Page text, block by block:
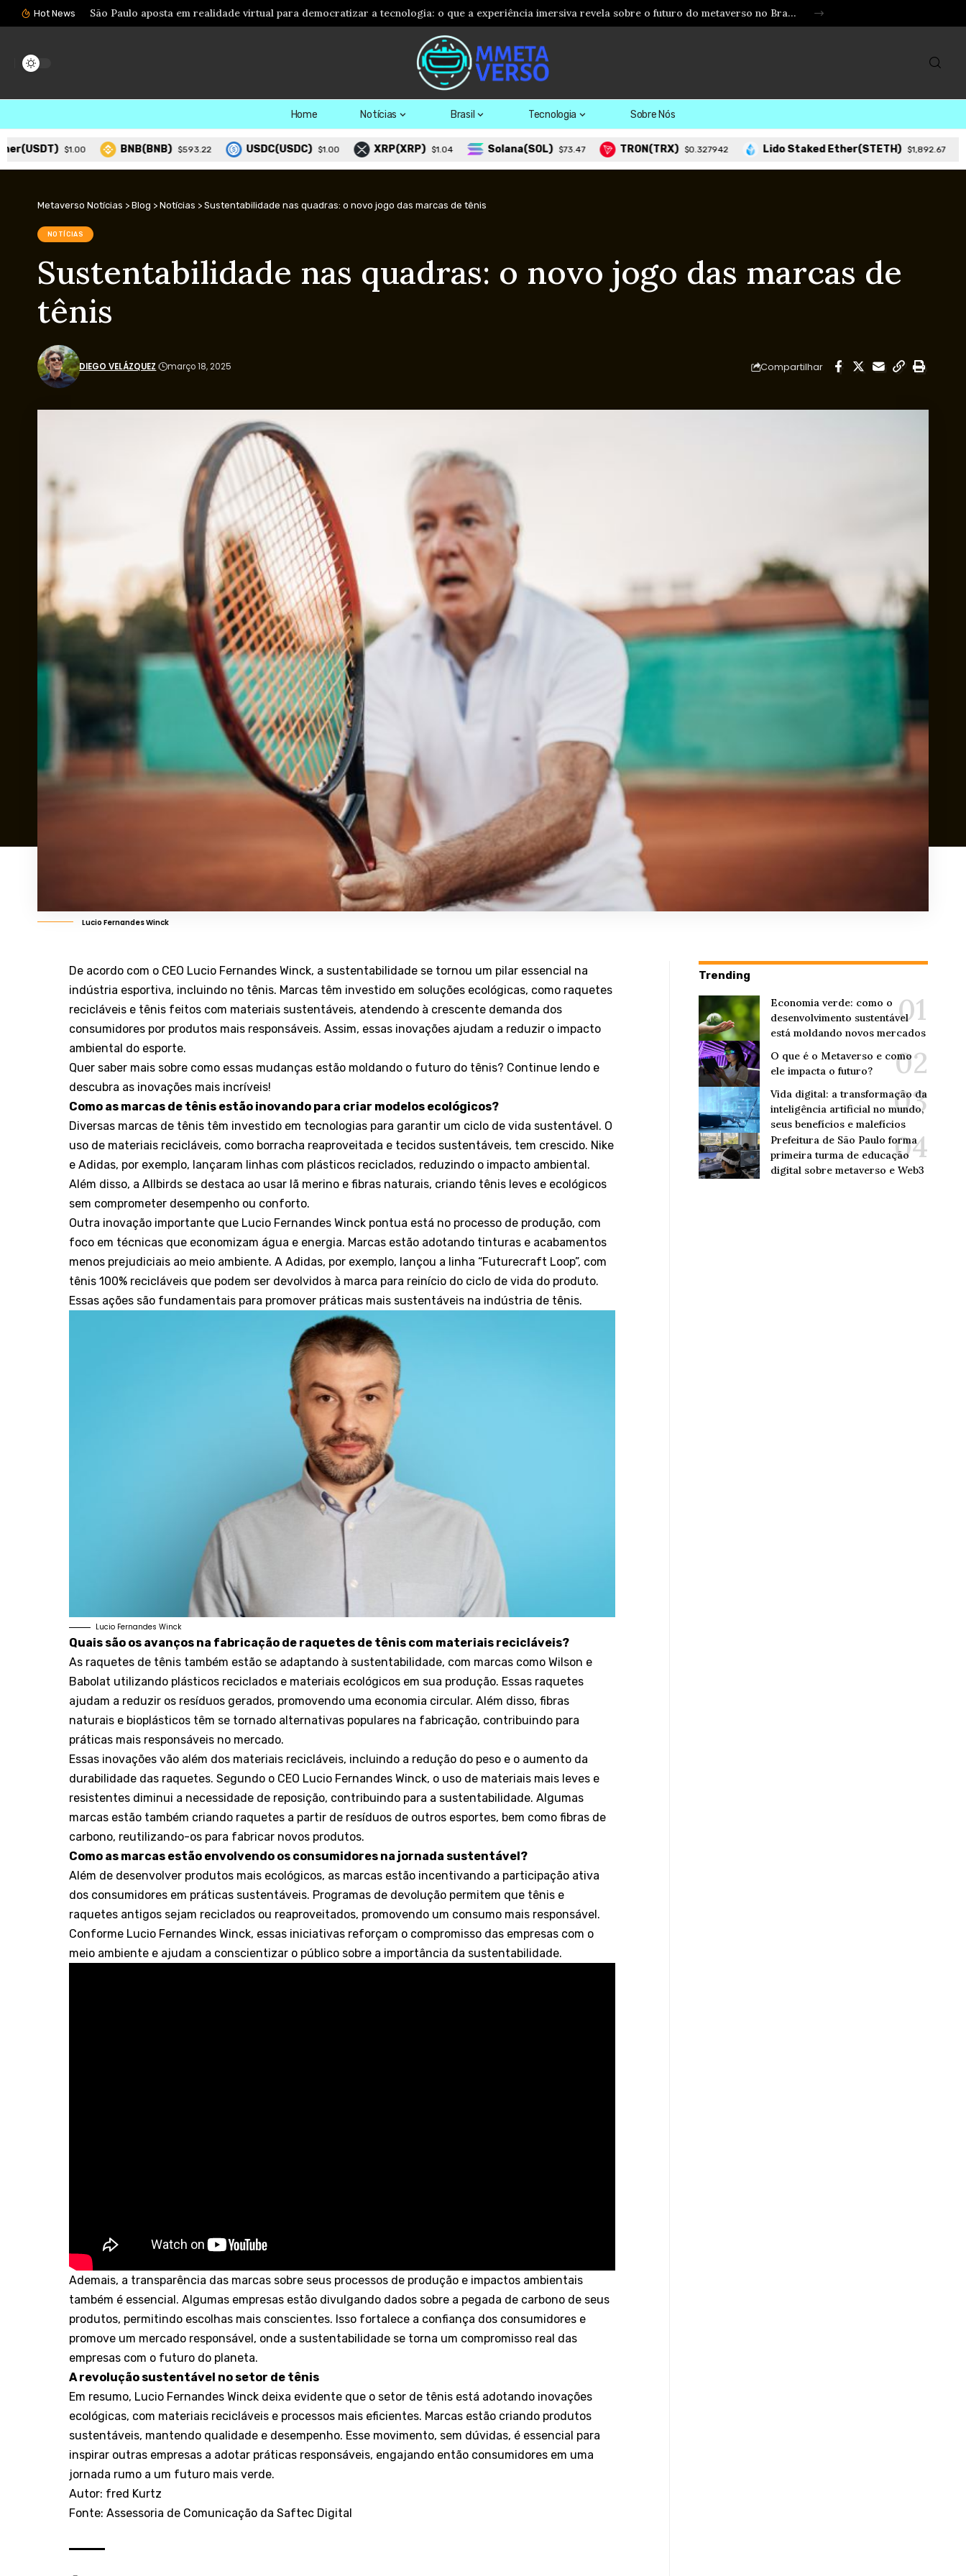
Hot News São Paulo aposta em realidade virtual para democratizar a tecnologia: o que a experiência imersiva revela sobre o futuro do metaverso no Brasil
Home Notícias Brasil Tecnologia Sobre Nós
$1.00 BNB(BNB) $593.22 USDC(USDC) $1.00 XRP(XRP) $1.04 Solana(SOL) $73.47 TRON(TRX) $0.327942 Lido Staked Ether(STETH) $1,892.67
Metaverso Notícias > Blog > Notícias > Sustentabilidade nas quadras: o novo jogo das marcas de tênis
NOTÍCIAS
Sustentabilidade nas quadras: o novo jogo das marcas de
tênis
DIEGO VELÁZQUEZ março 18, 2025 Compartilhar
Lucio Fernandes Winck
De acordo com o CEO Lucio Fernandes Winck, a sustentabilidade se tornou um pilar essencial na
indústria esportiva, incluindo no tênis. Marcas têm investido em soluções ecológicas, como raquetes
recicláveis e tênis feitos com materiais sustentáveis, atendendo à crescente demanda dos
consumidores por produtos mais responsáveis. Assim, essas inovações ajudam a reduzir o impacto
ambiental do esporte.
Quer saber mais sobre como essas mudanças estão moldando o futuro do tênis? Continue lendo e
descubra as inovações mais incríveis!
Como as marcas de tênis estão inovando para criar modelos ecológicos?
Diversas marcas de tênis têm investido em tecnologias para garantir um ciclo de vida sustentável. O
uso de materiais recicláveis, como borracha reaproveitada e tecidos sustentáveis, tem crescido. Nike
e Adidas, por exemplo, lançaram linhas com plásticos reciclados, reduzindo o impacto ambiental.
Além disso, a Allbirds se destaca ao usar lã merino e fibras naturais, criando tênis leves e ecológicos
sem comprometer desempenho ou conforto.
Outra inovação importante que Lucio Fernandes Winck pontua está no processo de produção, com
foco em técnicas que economizam água e energia. Marcas estão adotando tinturas e acabamentos
menos prejudiciais ao meio ambiente. A Adidas, por exemplo, lançou a linha “Futurecraft Loop”, com
tênis 100% recicláveis que podem ser devolvidos à marca para reinício do ciclo de vida do produto.
Essas ações são fundamentais para promover práticas mais sustentáveis na indústria de tênis.
Lucio Fernandes Winck
Quais são os avanços na fabricação de raquetes de tênis com materiais recicláveis?
As raquetes de tênis também estão se adaptando à sustentabilidade, com marcas como Wilson e
Babolat utilizando plásticos reciclados e materiais ecológicos em sua produção. Essas raquetes
ajudam a reduzir os resíduos gerados, promovendo uma economia circular. Além disso, fibras
naturais e bioplásticos têm se tornado alternativas populares na fabricação, contribuindo para
práticas mais responsáveis no mercado.
Essas inovações vão além dos materiais recicláveis, incluindo a redução do peso e o aumento da
durabilidade das raquetes. Segundo o CEO Lucio Fernandes Winck, o uso de materiais mais leves e
resistentes diminui a necessidade de reposição, contribuindo para a sustentabilidade. Algumas
marcas estão também criando raquetes a partir de resíduos de outros esportes, bem como fibras de
carbono, reutilizando-os para fabricar novos produtos.
Como as marcas estão envolvendo os consumidores na jornada sustentável?
Além de desenvolver produtos mais ecológicos, as marcas estão incentivando a participação ativa
dos consumidores em práticas sustentáveis. Programas de devolução permitem que tênis e
raquetes antigos sejam reciclados ou reaproveitados, promovendo um consumo mais responsável.
Conforme Lucio Fernandes Winck, essas iniciativas reforçam o compromisso das empresas com o
meio ambiente e ajudam a conscientizar o público sobre a importância da sustentabilidade.
Ademais, a transparência das marcas sobre seus processos de produção e impactos ambientais
também é essencial. Algumas empresas estão divulgando dados sobre a pegada de carbono de seus
produtos, permitindo escolhas mais conscientes. Isso fortalece a confiança dos consumidores e
promove um mercado responsável, onde a sustentabilidade se torna um compromisso real das
empresas com o futuro do planeta.
A revolução sustentável no setor de tênis
Em resumo, Lucio Fernandes Winck deixa evidente que o setor de tênis está adotando inovações
ecológicas, com materiais recicláveis e processos mais eficientes. Marcas estão criando produtos
sustentáveis, mantendo qualidade e desempenho. Esse movimento, sem dúvidas, é essencial para
inspirar outras empresas a adotar práticas responsáveis, engajando então consumidores em uma
jornada rumo a um futuro mais verde.
Autor: fred Kurtz
Fonte: Assessoria de Comunicação da Saftec Digital
Trending
Economia verde: como o
desenvolvimento sustentável
está moldando novos mercados
O que é o Metaverso e como
ele impacta o futuro?
Vida digital: a transformação da
inteligência artificial no mundo,
seus benefícios e malefícios
Prefeitura de São Paulo forma
primeira turma de educação
digital sobre metaverso e Web3